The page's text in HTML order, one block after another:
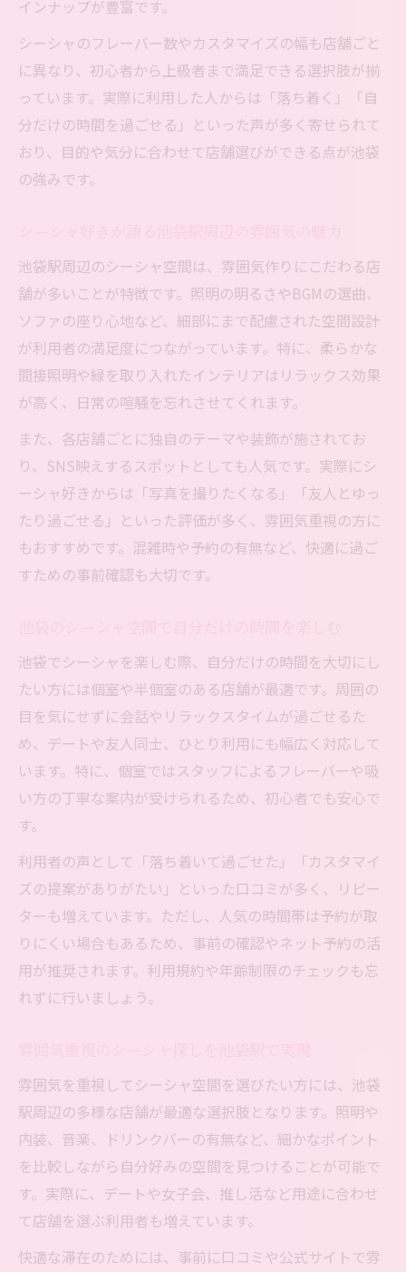
インナップが豊富です。
シーシャのフレーバー数やカスタマイズの幅も店舗ごと
に異なり、初心者から上級者まで満足できる選択肢が揃
っています。実際に利用した人からは「落ち着く」「自
分だけの時間を過ごせる」といった声が多く寄せられて
おり、目的や気分に合わせて店舗選びができる点が池袋
の強みです。
池袋駅周辺のシーシャ空間は、雰囲気作りにこだわる店
舗が多いことが特徴です。照明の明るさやBGMの選曲、
ソファの座り心地など、細部にまで配慮された空間設計
が利用者の満足度につながっています。特に、柔らかな
間接照明や緑を取り入れたインテリアはリラックス効果
が高く、日常の喧騒を忘れさせてくれます。
また、各店舗ごとに独自のテーマや装飾が施されてお
り、SNS映えするスポットとしても人気です。実際にシ
ーシャ好きからは「写真を撮りたくなる」「友人とゆっ
たり過ごせる」といった評価が多く、雰囲気重視の方に
もおすすめです。混雑時や予約の有無など、快適に過ご
すための事前確認も大切です。
池袋でシーシャを楽しむ際、自分だけの時間を大切にし
たい方には個室や半個室のある店舗が最適です。周囲の
目を気にせずに会話やリラックスタイムが過ごせるた
め、デートや友人同士、ひとり利用にも幅広く対応して
います。特に、個室ではスタッフによるフレーバーや吸
い方の丁寧な案内が受けられるため、初心者でも安心で
す。
利用者の声として「落ち着いて過ごせた」「カスタマイ
ズの提案がありがたい」といった口コミが多く、リピー
ターも増えています。ただし、人気の時間帯は予約が取
りにくい場合もあるため、事前の確認やネット予約の活
用が推奨されます。利用規約や年齢制限のチェックも忘
れずに行いましょう。
雰囲気を重視してシーシャ空間を選びたい方には、池袋
駅周辺の多様な店舗が最適な選択肢となります。照明や
内装、音楽、ドリンクバーの有無など、細かなポイント
を比較しながら自分好みの空間を見つけることが可能で
す。実際に、デートや女子会、推し活など用途に合わせ
て店舗を選ぶ利用者も増えています。
快適な滞在のためには、事前に口コミや公式サイトで雰